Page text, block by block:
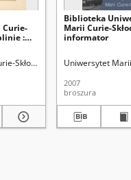
:
Skłodowskiej (Lublin).
Biblioteka
Marii Curie-
informator
Uniwersytet
2007
broszura